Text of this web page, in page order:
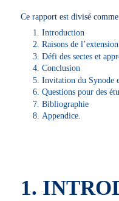
Ce rapport est divisé
Introduction
Raisons de
Défi des sectes et
Conclusion
Invitation du Synode
Questions pour des
Bibliographie
Appendice.
1.